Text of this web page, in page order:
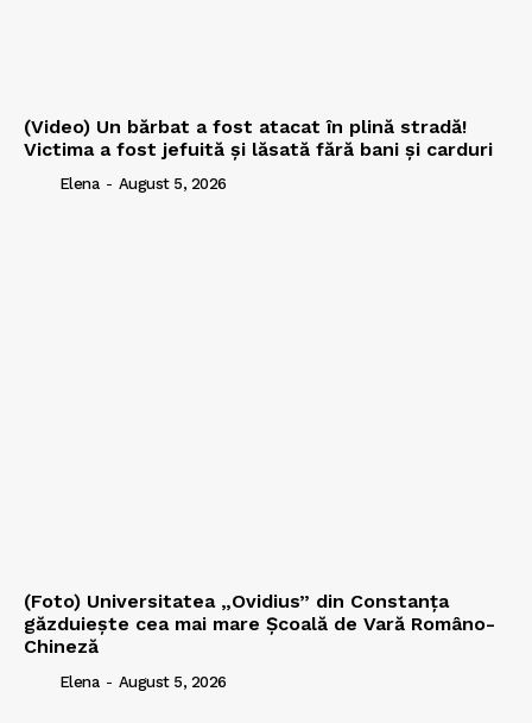
(Video) Un bărbat a fost atacat în plină stradă!
Victima a fost jefuită și lăsată fără bani și carduri
Elena - August 5, 2026
(Foto) Universitatea „Ovidius” din Constanța
găzduiește cea mai mare Școală de Vară Româno-
Chineză
Elena - August 5, 2026